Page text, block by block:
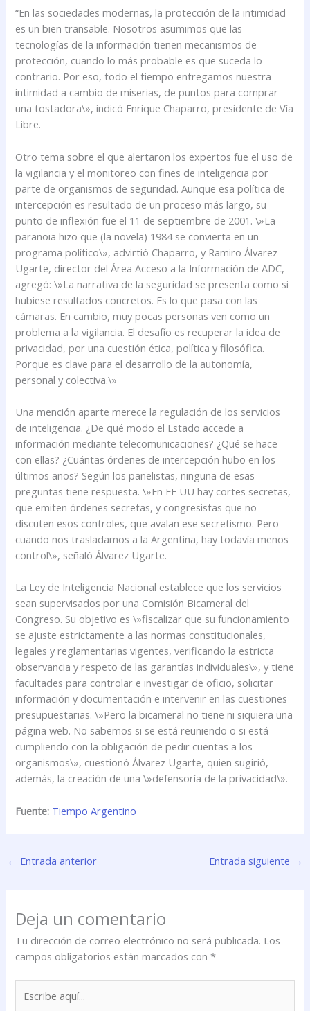
“En las sociedades modernas, la protección de la intimidad
es un bien transable. Nosotros asumimos que las
tecnologías de la información tienen mecanismos de
protección, cuando lo más probable es que suceda lo
contrario. Por eso, todo el tiempo entregamos nuestra
intimidad a cambio de miserias, de puntos para comprar
una tostadora\», indicó Enrique Chaparro, presidente de Vía
Libre.
Otro tema sobre el que alertaron los expertos fue el uso de
la vigilancia y el monitoreo con fines de inteligencia por
parte de organismos de seguridad. Aunque esa política de
intercepción es resultado de un proceso más largo, su
punto de inflexión fue el 11 de septiembre de 2001. \»La
paranoia hizo que (la novela) 1984 se convierta en un
programa político\», advirtió Chaparro, y Ramiro Álvarez
Ugarte, director del Área Acceso a la Información de ADC,
agregó: \»La narrativa de la seguridad se presenta como si
hubiese resultados concretos. Es lo que pasa con las
cámaras. En cambio, muy pocas personas ven como un
problema a la vigilancia. El desafío es recuperar la idea de
privacidad, por una cuestión ética, política y filosófica.
Porque es clave para el desarrollo de la autonomía,
personal y colectiva.\»
Una mención aparte merece la regulación de los servicios
de inteligencia. ¿De qué modo el Estado accede a
información mediante telecomunicaciones? ¿Qué se hace
con ellas? ¿Cuántas órdenes de intercepción hubo en los
últimos años? Según los panelistas, ninguna de esas
preguntas tiene respuesta. \»En EE UU hay cortes secretas,
que emiten órdenes secretas, y congresistas que no
discuten esos controles, que avalan ese secretismo. Pero
cuando nos trasladamos a la Argentina, hay todavía menos
control\», señaló Álvarez Ugarte.
La Ley de Inteligencia Nacional establece que los servicios
sean supervisados por una Comisión Bicameral del
Congreso. Su objetivo es \»fiscalizar que su funcionamiento
se ajuste estrictamente a las normas constitucionales,
legales y reglamentarias vigentes, verificando la estricta
observancia y respeto de las garantías individuales\», y tiene
facultades para controlar e investigar de oficio, solicitar
información y documentación e intervenir en las cuestiones
presupuestarias. \»Pero la bicameral no tiene ni siquiera una
página web. No sabemos si se está reuniendo o si está
cumpliendo con la obligación de pedir cuentas a los
organismos\», cuestionó Álvarez Ugarte, quien sugirió,
además, la creación de una \»defensoría de la privacidad\».
Fuente: Tiempo Argentino
← Entrada anterior Entrada siguiente →
Deja un comentario
Tu dirección de correo electrónico no será publicada. Los
campos obligatorios están marcados con*
aquí...